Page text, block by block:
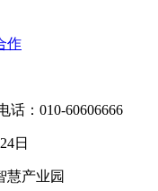
作
：010-60606666
日
慧产业园